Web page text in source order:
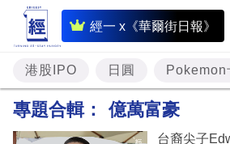
經一 x《華爾街日報》
即
時
財
經
港股IPO 日圓 Pokemon
專題合輯： 億萬富豪
台裔尖子